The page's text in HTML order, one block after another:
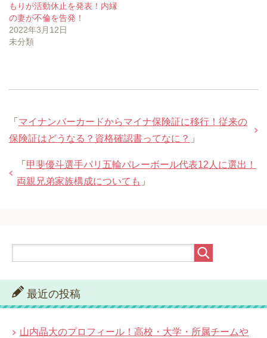
もりが活動休止を発表！内縁
の妻が不倫を告発！
2022年3月12日
未分類
「 マイナンバーカードからマイナ保険証に移行！従来の
保険証はどうなる？資格確認書ってなに？ 」
「 甲斐優斗選手パリ五輪バレーボール代表12人に選出！
両親兄弟家族構成についても 」
最近の投稿
山内晶大のプロフィール！高校・大学・所属チームや